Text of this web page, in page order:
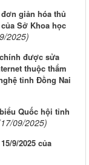
giản hóa thủ
Sở Khoa học
2025)
được sửa
thuộc thẩm
tỉnh Đồng Nai
Quốc hội tỉnh
09/2025)
9/2025 của